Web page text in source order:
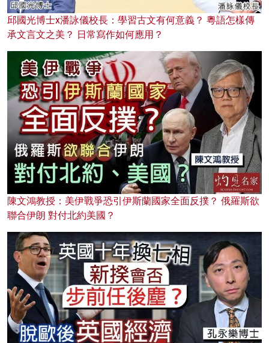
邱國光博士x潘詠儀校長：學習古文有何意義？ 粵語怎樣傳
承文言文之美？ 日常寫作如何應用？
陳文鴻教授：美伊戰爭恐引伊斯蘭國家全面反撲？ 俄羅斯欲
聯合伊朗 對付北約美國？